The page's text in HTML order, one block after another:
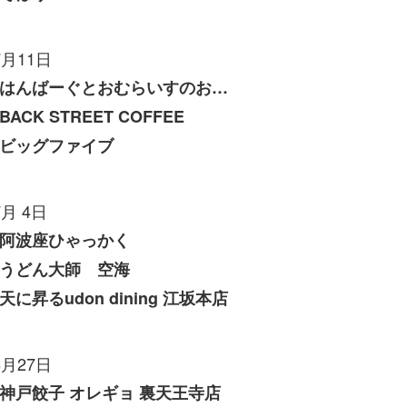
11日
はんばーぐとおむらいすのお店 いくら
BACK STREET COFFEE
ビッグファイブ
4日
阿波座ひゃっかく
うどん大師 空海
天に昇るudon dining 江坂本店
27日
神戸餃子 オレギョ 裏天王寺店